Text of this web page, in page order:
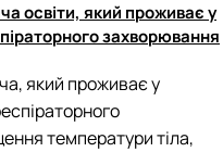
освіти, який проживає у
захворювання
який проживає у
температури тіла,